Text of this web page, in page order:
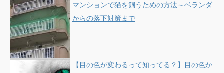
マンションで猫を飼うための方法～ベランダ
からの落下対策まで
【目の色が変わるって知ってる？】目の色か